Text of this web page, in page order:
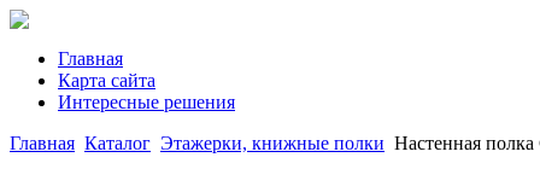
Главная
Карта сайта
Интересные решения
Главная Каталог Этажерки, книжные полки Настенная